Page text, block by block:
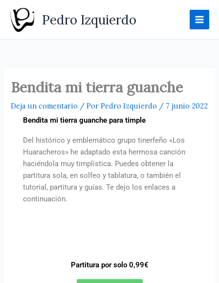
contenido
Pedro Izquierdo
Bendita mi tierra guanche
Deja un comentario / PorPedro Izquierdo / 7 junio 2022
Bendita mi tierra guanche para timple
Del histórico y emblemático grupo tinerfeño «Los
Huaracheros» he adaptado esta hermosa canción
haciéndola muy timplística. Puedes obtener la
partitura sola, en solfeo y tablatura, o también el
tutorial, partitura y guías. Te dejo los enlaces a
continuación.
Partitura por solo 0,99€